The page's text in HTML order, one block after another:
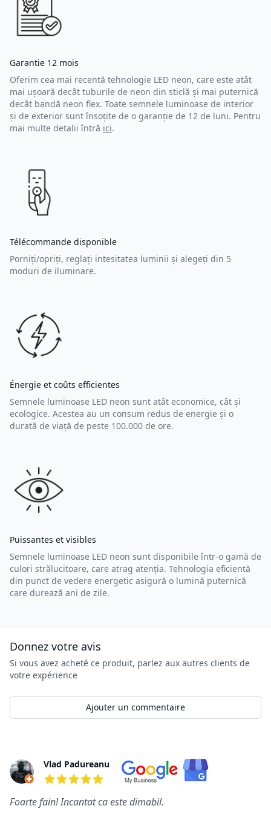
Garantie 12 mois
Oferim cea mai recentă tehnologie LED neon, care este atât
mai ușoară decât tuburile de neon din sticlă și mai puternică
decât bandă neon flex. Toate semnele luminoase de interior
și de exterior sunt însoțite de o garanție de 12 de luni. Pentru
mai multe detalii întră ici.
Télécommande disponible
Porniți/opriți, reglați intesitatea luminii și alegeți din 5
moduri de iluminare.
Énergie et coûts efficientes
Semnele luminoase LED neon sunt atât economice, cât și
ecologice. Acestea au un consum redus de energie și o
durată de viață de peste 100.000 de ore.
Puissantes et visibles
Semnele luminoase LED neon sunt disponibile într-o gamă de
culori strălucitoare, care atrag atenția. Tehnologia eficientă
din punct de vedere energetic asigură o lumină puternică
care durează ani de zile.
Donnez votre avis
Si vous avez acheté ce produit, parlez aux autres clients de
votre expérience
Ajouter un commentaire
CommentairesVlad Padureanu
Foarte fain! Incantat ca este dimabil.